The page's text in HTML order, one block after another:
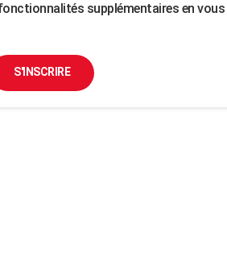
supplémentaires en vous
S'INSCRIRE